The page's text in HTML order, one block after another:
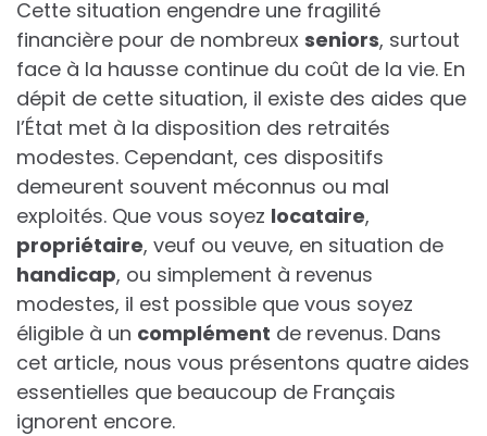
Cette situation engendre une fragilité
financière pour de nombreux seniors, surtout
face à la hausse continue du coût de la vie. En
dépit de cette situation, il existe des aides que
l’État met à la disposition des retraités
modestes. Cependant, ces dispositifs
demeurent souvent méconnus ou mal
exploités. Que vous soyez locataire,
propriétaire, veuf ou veuve, en situation de
handicap, ou simplement à revenus
modestes, il est possible que vous soyez
éligible à un complément de revenus. Dans
cet article, nous vous présentons quatre aides
essentielles que beaucoup de Français
ignorent encore.